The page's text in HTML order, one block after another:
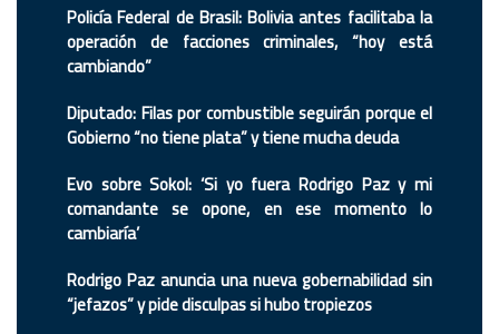
Policía Federal de Brasil: Bolivia antes facilitaba la
operación de facciones criminales, “hoy está
cambiando”
Diputado: Filas por combustible seguirán porque el
Gobierno “no tiene plata” y tiene mucha deuda
Evo sobre Sokol: ‘Si yo fuera Rodrigo Paz y mi
comandante se opone, en ese momento lo
cambiaría’
Rodrigo Paz anuncia una nueva gobernabilidad sin
“jefazos” y pide disculpas si hubo tropiezos